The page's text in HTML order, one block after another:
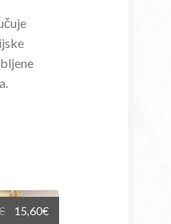
Izvirna
15,60€Trenutna